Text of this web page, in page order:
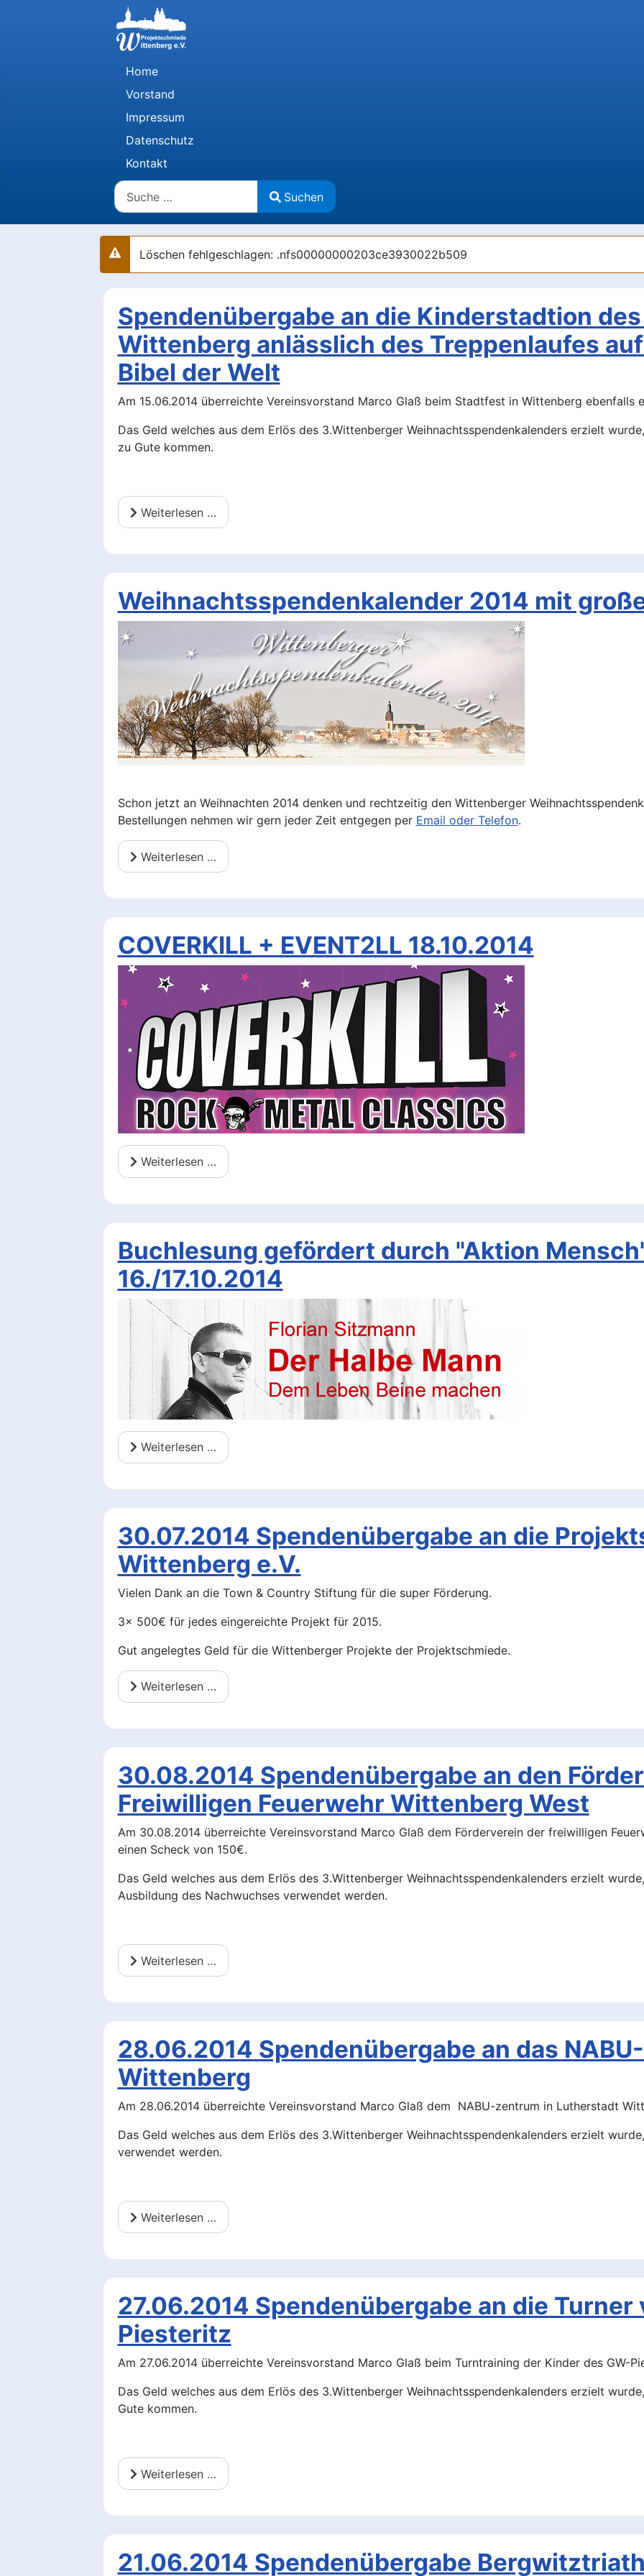
Home
Vorstand
Impressum
Datenschutz
Kontakt
Suchen
Type 2 or more characters for results.
Suchen
Warnung
Löschen fehlgeschlagen: .nfs00000000203ce3930022b509
Spendenübergabe an die Kinderstadtion
Wittenberg anlässlich des Treppenlaufes
Bibel der Welt
Am 15.06.2014 überreichte Vereinsvorstand Marco Glaß beim Stadtfest in Wittenberg ebenfalls
Das Geld welches aus dem Erlös des 3.Wittenberger Weihnachtsspendenkalenders erzielt
zu Gute kommen.
Weiterlesen …
Weihnachtsspendenkalender 2014 mit
Schon jetzt an Weihnachten 2014 denken und rechtzeitig den Wittenberger
Bestellungen nehmen wir gern jeder Zeit entgegen per Email oder Telefon.
Weiterlesen …
COVERKILL + EVENT2LL 18.10.2014
Weiterlesen …
Buchlesung gefördert durch "Aktion
16./17.10.2014
Weiterlesen …
30.07.2014 Spendenübergabe an die
Wittenberg e.V.
Vielen Dank an die Town & Country Stiftung für die super Förderung.
3x 500€ für jedes eingereichte Projekt für 2015.
Gut angelegtes Geld für die Wittenberger Projekte der Projektschmiede.
Weiterlesen …
30.08.2014 Spendenübergabe an den
Freiwilligen Feuerwehr Wittenberg West
Am 30.08.2014 überreichte Vereinsvorstand Marco Glaß dem Förderverein der freiwilligen
einen Scheck von 150€.
Das Geld welches aus dem Erlös des 3.Wittenberger Weihnachtsspendenkalenders erzielt
Ausbildung des Nachwuchses verwendet werden.
Weiterlesen …
28.06.2014 Spendenübergabe an das
Wittenberg
Am 28.06.2014 überreichte Vereinsvorstand Marco Glaß dem NABU-zentrum in Lutherstadt
Das Geld welches aus dem Erlös des 3.Wittenberger Weihnachtsspendenkalenders erzielt
verwendet werden.
Weiterlesen …
27.06.2014 Spendenübergabe an die Turner
Piesteritz
Am 27.06.2014 überreichte Vereinsvorstand Marco Glaß beim Turntraining der Kinder des GW-
Das Geld welches aus dem Erlös des 3.Wittenberger Weihnachtsspendenkalenders erzielt
Gute kommen.
Weiterlesen …
21.06.2014 Spendenübergabe